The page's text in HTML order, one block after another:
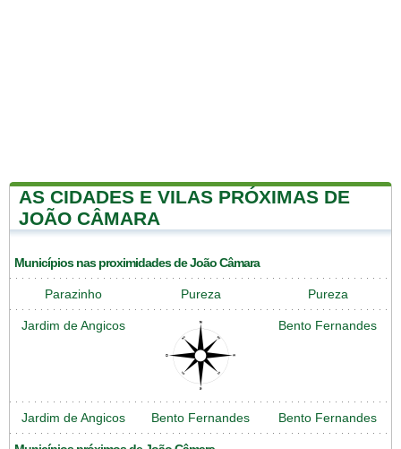
AS CIDADES E VILAS PRÓXIMAS DE
JOÃO CÂMARA
Municípios nas proximidades de João Câmara
Parazinho Pureza Pureza
Jardim de Angicos Bento Fernandes
Jardim de Angicos Bento Fernandes Bento Fernandes